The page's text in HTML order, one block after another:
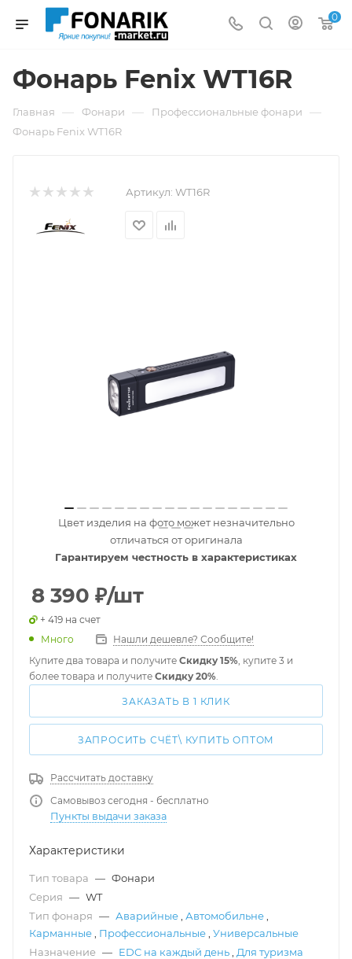
0
Фонарь Fenix WT16R
Главная — Фонари — Профессиональные фонари —
Фонарь Fenix WT16R
Артикул: WT16R
Цвет изделия на фото может незначительно
отличаться от оригинала
Гарантируем честность в характеристиках
8 390 ₽/шт
+ 419 на счет
Много
Нашли дешевле? Сообщите!
Купите два товара и получите Скидку 15%, купите 3 и
более товара и получите Скидку 20%.
ЗАКАЗАТЬ В 1 КЛИК
ЗАПРОСИТЬ СЧЁТ\ КУПИТЬ ОПТОМ
Рассчитать доставку
Самовывоз сегодня - бесплатно
Пункты выдачи заказа
Характеристики
Тип товара — Фонари
Серия — WT
Тип фонаря — Аварийные Автомобильне
Карманные
Профессиональные Универсальные
Назначение — EDC на каждый день
Для туризма